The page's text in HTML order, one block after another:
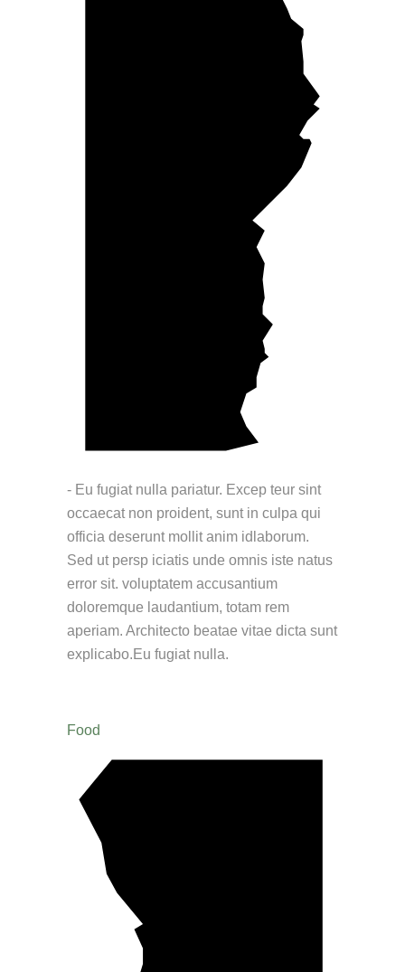
- Eu fugiat nulla pariatur. Excep teur sint
occaecat non proident, sunt in culpa qui
officia deserunt mollit anim idlaborum.
Sed ut persp iciatis unde omnis iste natus
error sit. voluptatem accusantium
doloremque laudantium, totam rem
aperiam. Architecto beatae vitae dicta sunt
explicabo.Eu fugiat nulla.
Food